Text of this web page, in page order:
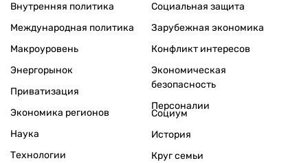
Внутренняя политика
Международная политика
Макроуровень
Энергорынок
Приватизация
Экономика регионов
Социальная защита
Зарубежная экономика
Конфликт интересов
Экономическая
безопасность
Персоналии
Наука
Технологии
Социум
История
Круг семьи